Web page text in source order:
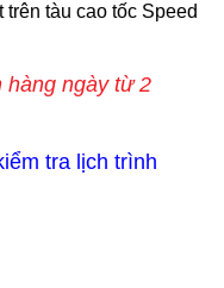
tàu cao tốc Speed
hàng ngày từ 2
tra lịch trình
Maya - Koh Phi Phi